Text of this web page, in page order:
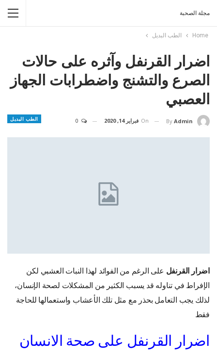
مجلة الصحبة
Home الطب البديل
اضرار القرنفل وآثره على حالات
الصرع والتشنج واضطرابات الجهاز
العصبي
الطب البديل By Admin
On فبراير 14, 2020
اضرار القرنفل على الرغم من الفوائد لهذا النبات العشبي لكن
الإفراط في تناوله قد يسبب الكثير من المشكلات لصحة الإنسان،
لذلك يجب التعامل بحذر مع مثل تلك الأعشاب واستعمالها للحاجة
فقط
اضرار القرنفل على صحة الانسان